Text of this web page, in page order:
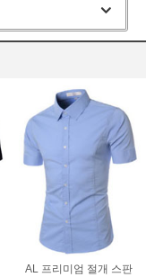
AL 프리미엄 절개 스판